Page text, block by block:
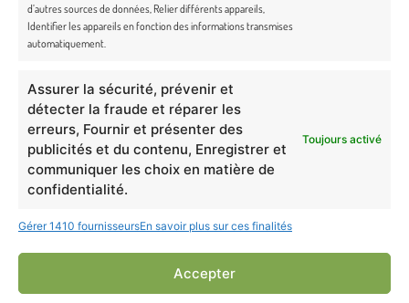
d’autres sources de données, Relier différents appareils,
Identifier les appareils en fonction des informations transmises
automatiquement.
Assurer la sécurité, prévenir et
détecter la fraude et réparer les
erreurs, Fournir et présenter des
publicités et du contenu, Enregistrer et
communiquer les choix en matière de
confidentialité.
Toujours activé
Gérer 1410 fournisseursEn savoir plus sur ces finalités
Accepter
En cochant cette case, j’accepte de recevoir la newsletter du site
de Truffe & Moustache.
Newsletter Truffe et Moustache